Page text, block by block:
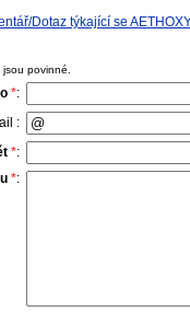
Dotaz týkající se
jsou povinné.
*:
:
*:
*: